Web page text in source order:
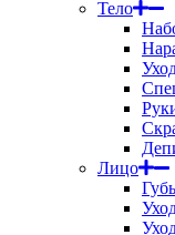
Тело
Лицо